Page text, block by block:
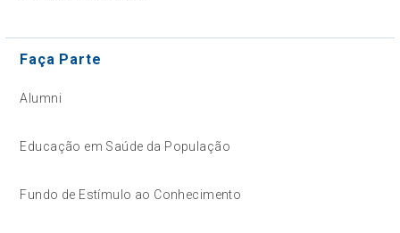
Faça Parte
Alumni
Educação em Saúde da População
Fundo de Estímulo ao Conhecimento